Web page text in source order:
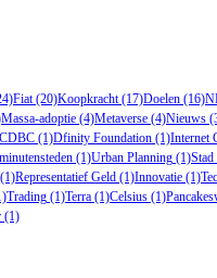
Fiat(20)Koopkracht(17)Doelen (16)
Massa-adoptie (4)Metaverse (4)Nieuws
CDBC (1)Dfinity Foundation (1)Internet
(1)Urban Planning (1)
(1)Representatief Geld (1)Innovatie (1)
Trading (1)Terra (1)Celsius (1)
(1)